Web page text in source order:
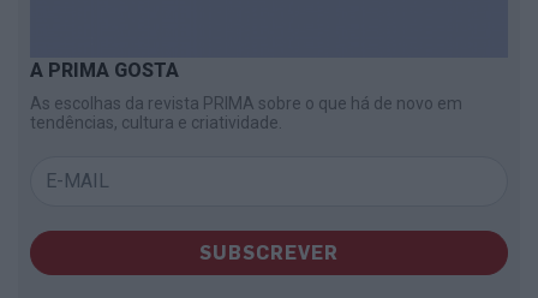
A PRIMA GOSTA
As escolhas da revista PRIMA sobre o que há de novo em
tendências, cultura e criatividade.
SUBSCREVER